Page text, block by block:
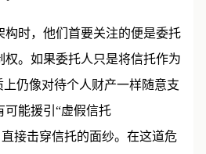
构时，他们首要关注的便是委托
权。如果委托人只是将信托作为
上仍像对待个人财产一样随意支
可能援引“虚假信托
直接击穿信托的面纱。在这道危